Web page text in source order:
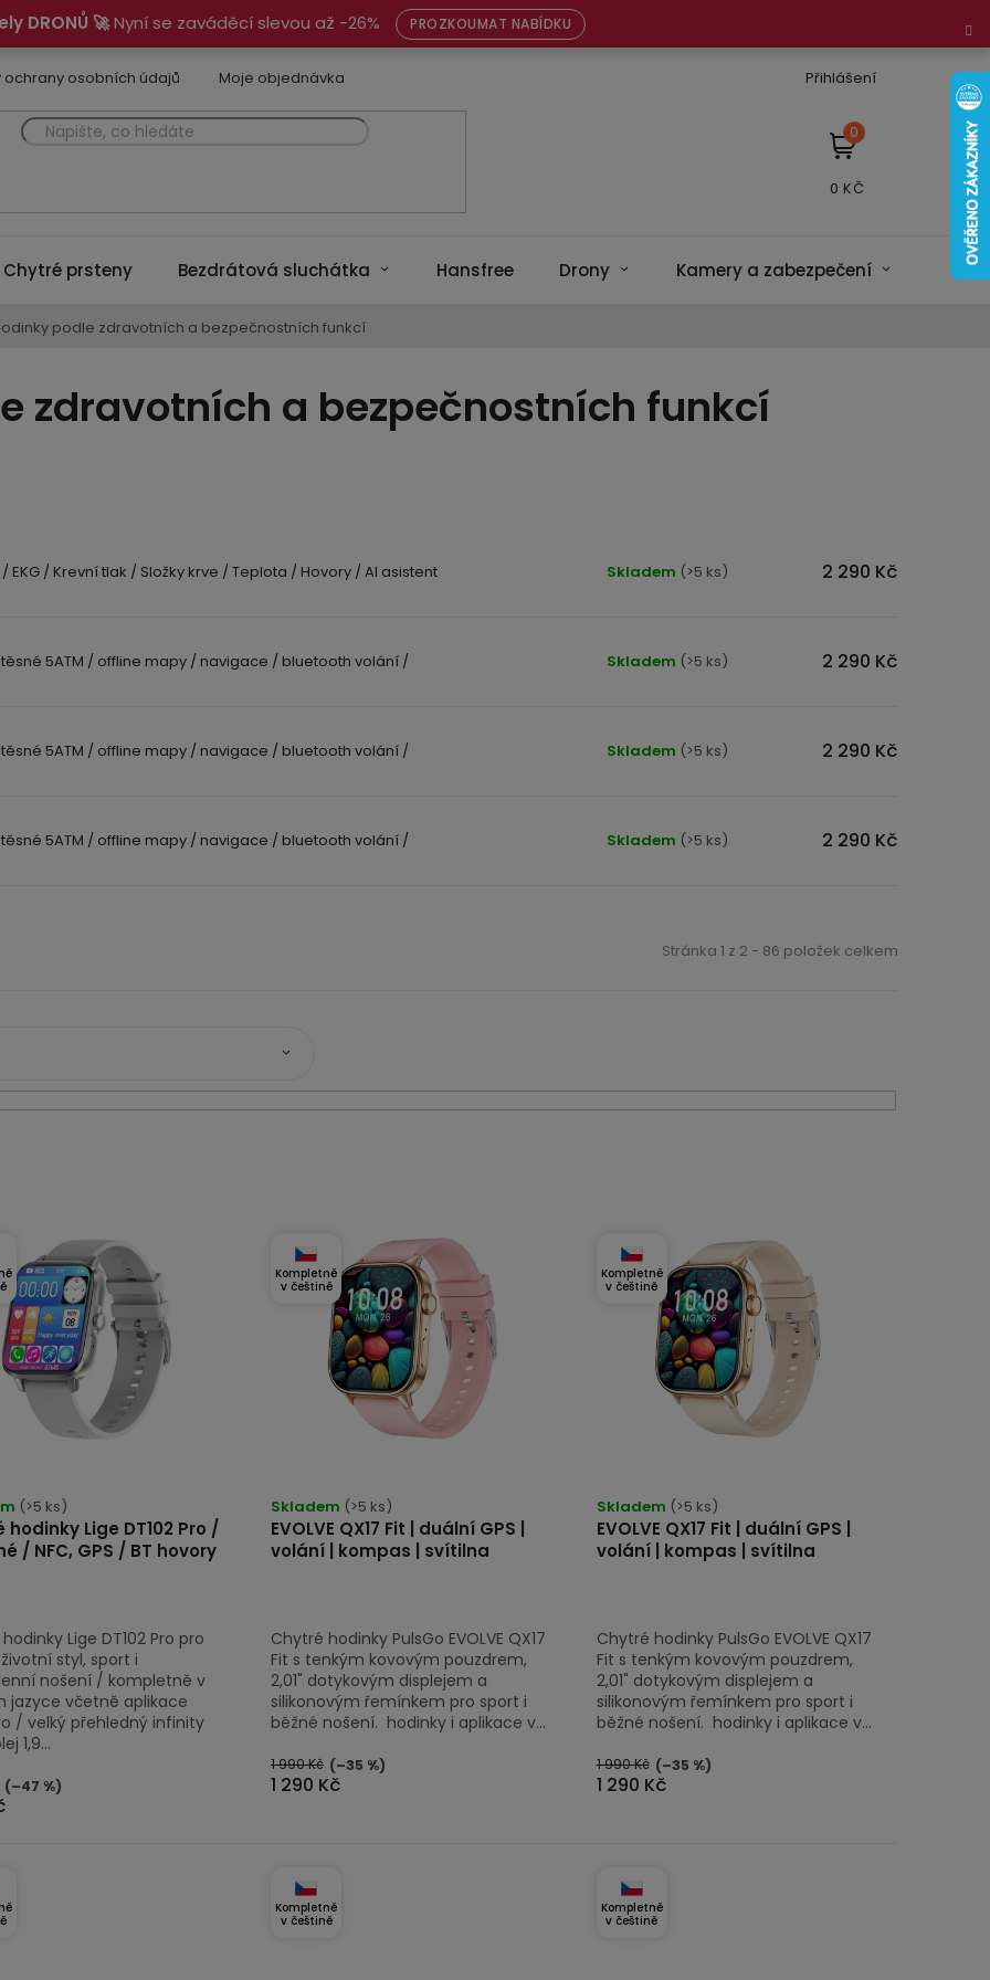
DRONŮ 🚀Nyní se zaváděcí slevou až -26% PROZKOUMAT NABÍDKU
ochrany osobních údajů Moje objednávka Přihlášení
NÁKUPNÍ
KOŠÍK
Chytré prsteny Bezdrátová sluchátka Hansfree Drony Kamery a zabezpečení
podle zdravotních a bezpečnostních funkcí
zdravotních a bezpečnostních funkcí
/ EKG / Krevní tlak / Složky krve / Teplota / Hovory / AI asistent Skladem (>5 ks) 2 290 Kč
5ATM / offline mapy / navigace / bluetooth volání / Skladem (>5 ks) 2 290 Kč
5ATM / offline mapy / navigace / bluetooth volání / Skladem (>5 ks) 2 290 Kč
5ATM / offline mapy / navigace / bluetooth volání / Skladem (>5 ks) 2 290 Kč
Stránka 1 z 2 - 86 položek celkem
hodinky Lige DT102 Pro /
/ NFC, GPS / BT hovory
(>5 ks)
(–47 %)
Lige DT102 Pro pro
styl, sport i
nošení / kompletně v
jazyce včetně aplikace
/ velký přehledný infinity
1,9...
Kompletně
v češtině
EVOLVE QX17 Fit | duální GPS |
volání | kompas | svítilna
Skladem (>5 ks)
1 290 Kč
1 990 Kč (–35 %)
Chytré hodinky PulsGo EVOLVE QX17
Fit s tenkým kovovým pouzdrem,
2,01" dotykovým displejem a
silikonovým řemínkem pro sport i
běžné nošení. hodinky i aplikace v...
Kompletně
v češtině
EVOLVE QX17 Fit | duální GPS |
volání | kompas | svítilna
Skladem (>5 ks)
1 290 Kč
1 990 Kč (–35 %)
Chytré hodinky PulsGo EVOLVE QX17
Fit s tenkým kovovým pouzdrem,
2,01" dotykovým displejem a
silikonovým řemínkem pro sport i
běžné nošení. hodinky i aplikace v...
Kompletně
v češtině
Kompletně
v češtině